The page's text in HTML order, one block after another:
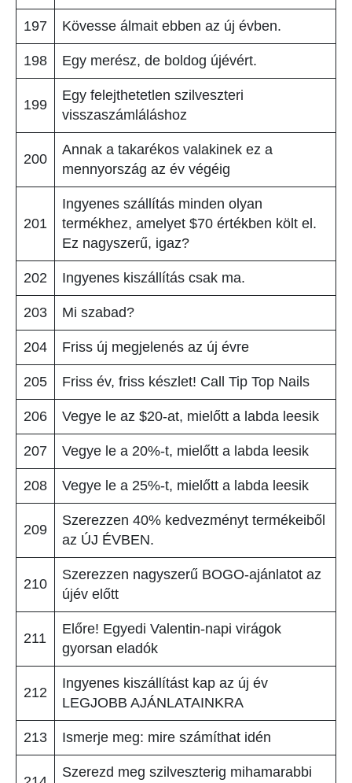
197 Kövesse álmait ebben az új évben.
198 Egy merész, de boldog újévért.
199
Egy felejthetetlen szilveszteri
visszaszámláláshoz
200
Annak a takarékos valakinek ez a
mennyország az év végéig
201
Ingyenes szállítás minden olyan
termékhez, amelyet $70 értékben költ el.
Ez nagyszerű, igaz?
202 Ingyenes kiszállítás csak ma.
203 Mi szabad?
204 Friss új megjelenés az új évre
205 Friss év, friss készlet! Call Tip Top Nails
206 Vegye le az $20-at, mielőtt a labda leesik
207 Vegye le a 20%-t, mielőtt a labda leesik
208 Vegye le a 25%-t, mielőtt a labda leesik
209
Szerezzen 40% kedvezményt termékeiből
az ÚJ ÉVBEN.
210
Szerezzen nagyszerű BOGO-ajánlatot az
újév előtt
211
Előre! Egyedi Valentin-napi virágok
gyorsan eladók
212
Ingyenes kiszállítást kap az új év
LEGJOBB AJÁNLATAINKRA
213 Ismerje meg: mire számíthat idén
Szerezd meg szilveszterig mihamarabbi